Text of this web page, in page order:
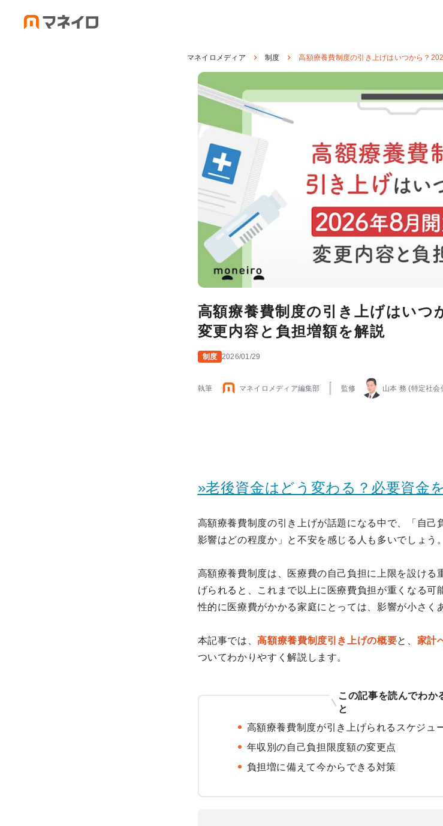
マネイロメディア 制度 高額療養費制度の引き上げはいつから？
高額療養費制度の引き上げはいつ
変更内容と負担増額を解説
制度 2026/01/29
執筆 マネイロメディア編集部 監修 山本 務 (特定社会
»老後資金はどう変わる？必要資金
高額療養費制度の引き上げが話題になる中で、「自己
影響はどの程度か」と不安を感じる人も多いでしょう。
高額療養費制度は、医療費の自己負担に上限を設ける
げられると、これまで以上に医療費負担が重くなる可
性的に医療費がかかる家庭にとっては、影響が小さく
本記事では、高額療養費制度引き上げの概要と、 家計
ついてわかりやすく解説します。
この記事を読んでわか
と
高額療養費制度が引き上げられるスケジュ
年収別の自己負担限度額の変更点
負担増に備えて今からできる対策